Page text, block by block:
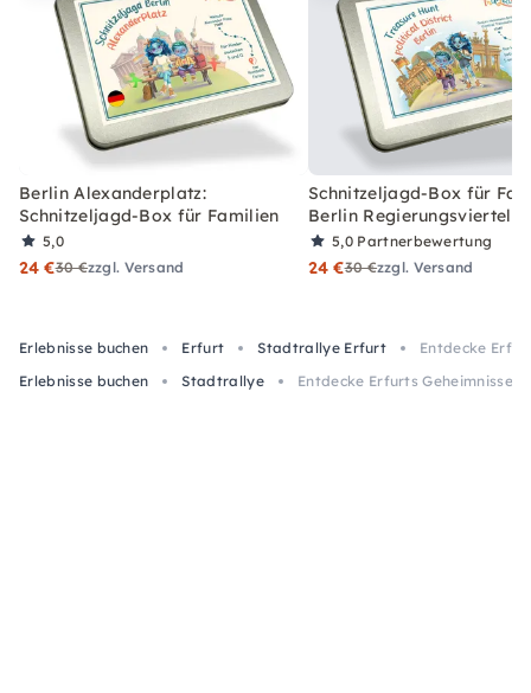
Berlin Alexanderplatz:
Schnitzeljagd-Box für Familien
5,0
24 €30 €zzgl. Versand
Schnitzeljagd-Box für
Berlin Regierungsviertel
5,0 Partnerbewertung
24 €30 €zzgl. Versand
Erlebnisse buchen Erfurt Stadtrallye Erfurt
Entdecke
Erlebnisse buchen
Stadtrallye Entdecke Erfurts Geheimnisse: